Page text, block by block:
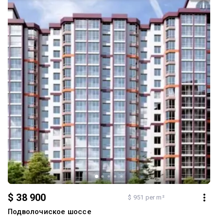
$ 38 900 $ 951 per m²
Подволочиское шоссе